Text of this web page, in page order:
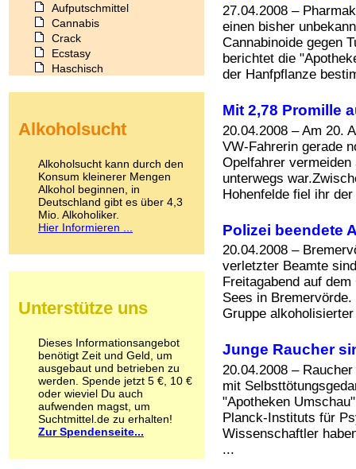
27.04.2008 –
einen bisher
Cannabinoide gegen
berichtet die
der Hanfpflanze
Mit 2,78 Promille
20.04.2008 – Am 20.
VW-Fahrerin gerade
Opelfahrer
unterwegs
Hohenfelde fiel ihr
Polizei beendete
20.04.2008 –
verletzter Beamte
Freitagabend auf
Sees in
Gruppe
Junge Raucher
20.04.2008 –
mit
"Apotheken
Planck-Instituts für
Wissenschaftler
...
Aufputschmittel
Cannabis
Crack
Ecstasy
Haschisch
Kokain
LSD
Marihuana
Medikamente
Meskalin
Metamphetamin
Methadon
Pilze
Psychopharmaka
Schlafmittel
Schmerzmittel
Schnüffelstoffe
Spice
Sucht / Süchte
Alkoholsucht
Co-Abhängigkeit
Alkoholsucht
Alkoholsucht kann durch den
Konsum kleinerer Mengen
Alkohol beginnen, in
Deutschland gibt es über 4,3
Mio. Alkoholiker.
Hier Informieren ...
Unterstütze uns
Dieses Informationsangebot
benötigt Zeit und Geld, um
ausgebaut und betrieben zu
werden. Spende jetzt 5 €, 10 €
oder wieviel Du auch
aufwenden magst, um
Suchtmittel.de zu erhalten!
Zur Spendenseite...